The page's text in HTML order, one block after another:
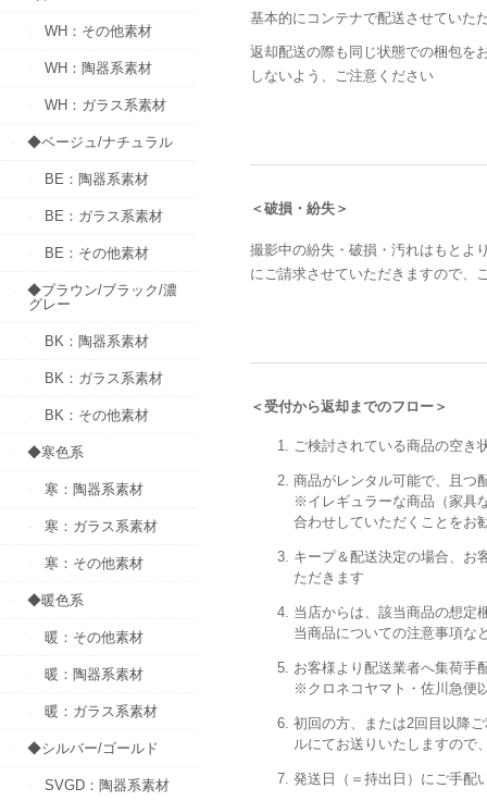
基本的にコンテナで配送させていた
返却配送の際も同じ状態での梱包を
しないよう、ご注意ください
＜破損・紛失＞
撮影中の紛失・破損・汚れはもとよ
にご請求させていただきますので、
＜受付から返却までのフロー＞
ご検討されている商品の空き
商品がレンタル可能で、且つ
※イレギュラーな商品（家具
合わせしていただくことをお
キープ＆配送決定の場合、お
ただきます
当店からは、該当商品の想定
当商品についての注意事項な
お客様より配送業者へ集荷手
※クロネコヤマト・佐川急便
初回の方、または2回目以降
ルにてお送りいたしますので
発送日（＝持出日）にご手配
WH：その他素材
WH：陶器系素材
WH：ガラス系素材
◆ベージュ/ナチュラル
BE：陶器系素材
BE：ガラス系素材
BE：その他素材
◆ブラウン/ブラック/濃
グレー
BK：陶器系素材
BK：ガラス系素材
BK：その他素材
◆寒色系
寒：陶器系素材
寒：ガラス系素材
寒：その他素材
◆暖色系
暖：その他素材
暖：陶器系素材
暖：ガラス系素材
◆シルバー/ゴールド
SVGD：陶器系素材